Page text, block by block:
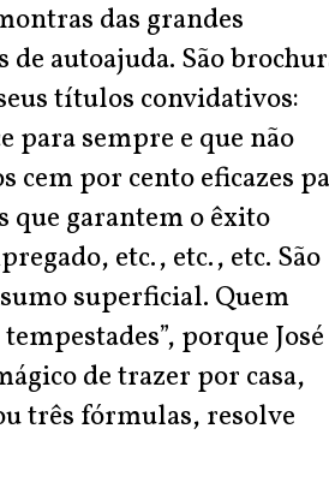
das grandes
autoajuda. São
títulos convidativos:
para sempre e que não
cem por cento eficazes
que garantem o êxito
etc., etc., etc. São
superficial. Quem
porque José
de trazer por casa,
três fórmulas, resolve